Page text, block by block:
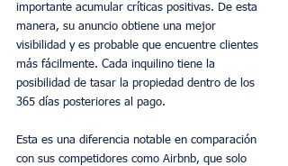
importante acumular críticas positivas. De esta
manera, su anuncio obtiene una mejor
visibilidad y es probable que encuentre clientes
más fácilmente. Cada inquilino tiene la
posibilidad de tasar la propiedad dentro de los
365 días posteriores al pago.
Esta es una diferencia notable en comparación
con sus competidores como Airbnb, que solo